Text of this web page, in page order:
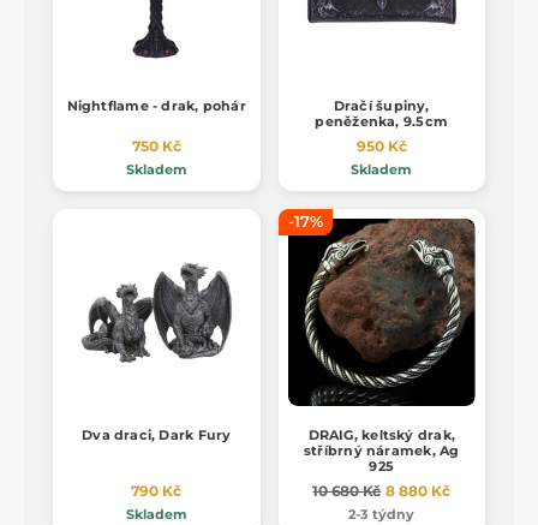
Nightflame - drak, pohár
750 Kč
Skladem
Dračí šupiny,
peněženka, 9.5cm
950 Kč
Skladem
Dva draci, Dark Fury
790 Kč
Skladem
-17%
DRAIG, keltský drak,
stříbrný náramek, Ag
925
10 680 Kč 8 880 Kč
2-3 týdny